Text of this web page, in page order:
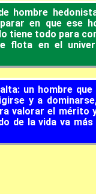
hombre
en que ese
tiene todo para
flota en el
un hombre que
y a
valorar el mérito
de la vida va